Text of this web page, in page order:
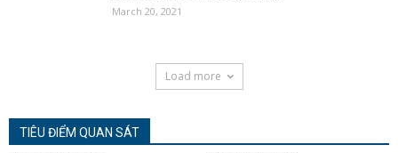
March 20, 2021
Load more
TIÊU ĐIỂM QUAN SÁT